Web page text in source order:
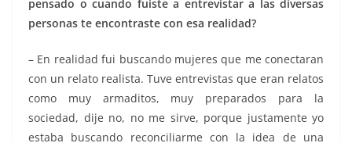
pensado o cuando fuiste a entrevistar a las diversas
personas te encontraste con esa realidad?
– En realidad fui buscando mujeres que me conectaran
con un relato realista. Tuve entrevistas que eran relatos
como muy armaditos, muy preparados para la
sociedad, dije no, no me sirve, porque justamente yo
estaba buscando reconciliarme con la idea de una